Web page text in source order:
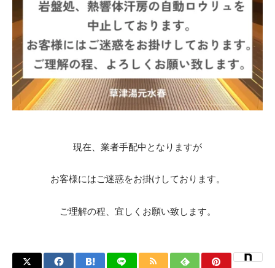
現在、業者手配中となりますが
お客様にはご迷惑をお掛けしております。
ご理解の程、宜しくお願い致します。